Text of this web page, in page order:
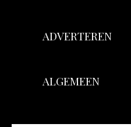
ADVERTEREN
ALGEMEEN